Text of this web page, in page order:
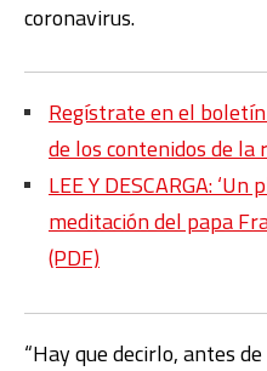
coronavirus.
Regístrate en el
de los contenidos de
LEE Y DESCARGA:
meditación del papa
(PDF)
“Hay que decirlo, antes